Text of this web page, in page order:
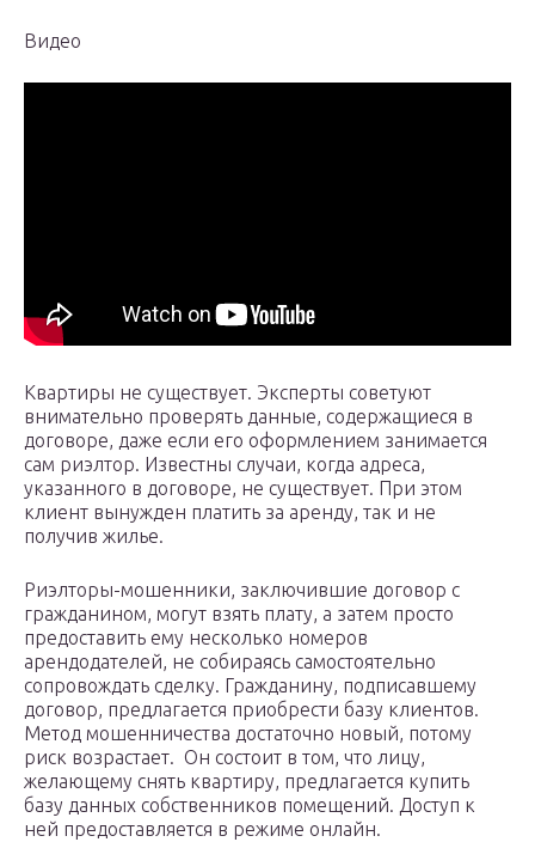
Видео
Квартиры не существует. Эксперты советуют
внимательно проверять данные, содержащиеся в
договоре, даже если его оформлением занимается
сам риэлтор. Известны случаи, когда адреса,
указанного в договоре, не существует. При этом
клиент вынужден платить за аренду, так и не
получив жилье.
Риэлторы-мошенники, заключившие договор с
гражданином, могут взять плату, а затем просто
предоставить ему несколько номеров
арендодателей, не собираясь самостоятельно
сопровождать сделку. Гражданину, подписавшему
договор, предлагается приобрести базу клиентов.
Метод мошенничества достаточно новый, потому
риск возрастает. Он состоит в том, что лицу,
желающему снять квартиру, предлагается купить
базу данных собственников помещений. Доступ к
ней предоставляется в режиме онлайн.